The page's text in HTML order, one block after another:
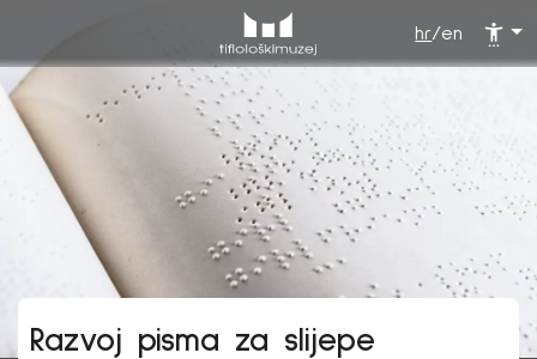
hr/en
Razvoj pisma za slijepe